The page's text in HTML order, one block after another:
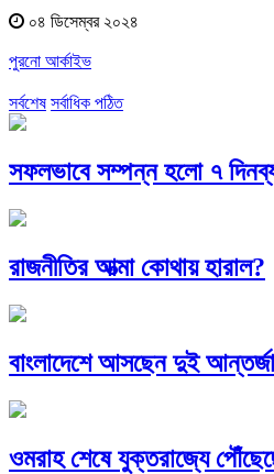
০৪ ডিসেম্বর ২০২৪
পুরনো আর্কাইভ
সর্বশেষ সর্বাধিক পঠিত
সফলভাবে সম্পন্ন হলো ৭
রাজনীতির আত্মা কোথায় হারাল?
বাংলাদেশে আসছেন দুই
ওমরাহ শেষে যুক্তরাজ্যে